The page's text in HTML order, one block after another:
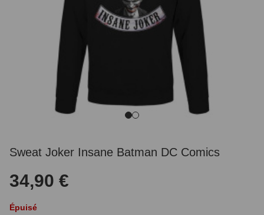
Sweat Joker Insane Batman DC Comics
34,90 €
Épuisé